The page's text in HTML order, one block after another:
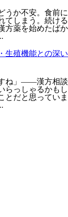
うか不安。食前に
てしまう。続ける
方薬を始めたばか
生殖機能との深い
すね」——漢方相談
らっしゃるかもし
とだと思っていま